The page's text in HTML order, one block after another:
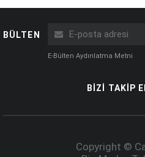
BÜLTEN
E-Bülten Aydınlatma Metni
BİZİ TAKİP
Copyright ©